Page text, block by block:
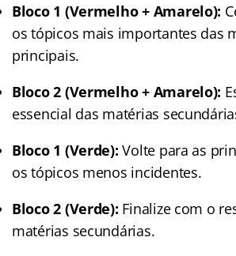
Bloco 1 (Vermelho + Amarelo):
os tópicos mais importantes das
principais.
Bloco 2 (Vermelho + Amarelo):
essencial das matérias
Bloco 1 (Verde): Volte para as
os tópicos menos incidentes.
Bloco 2 (Verde): Finalize com o
matérias secundárias.